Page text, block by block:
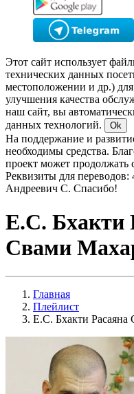
Этот сайт использует
технических данных
местоположении и др.)
улучшения качества
наш сайт, вы
данных технологий.
Ok
На поддержание и
необходимы средства.
проект может продолжать
Реквизиты для
Андреевич С. Спасибо!
Е.С. Бхакти
Свами
Главная
Плейлист
Е.С. Бхакти